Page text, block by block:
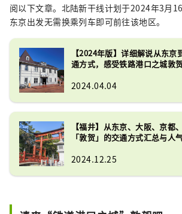
阅以下文章。北陆新干线计划于2024年3月
东京出发无需换乘列车即可前往该地区。
【2024年版】详细解说从东
通方式，感受铁路港口之城敦
2024.04.04
【福井】从东京、大阪、京都
「敦贺」的交通方式汇总与人
2024.12.25